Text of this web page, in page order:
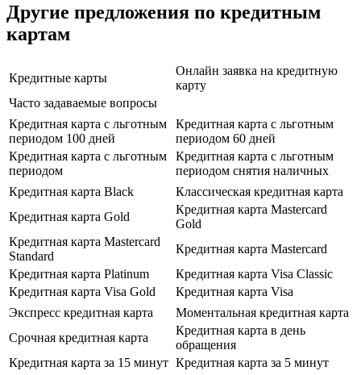
Другие предложения по кредитным
картам
Кредитные карты
Онлайн заявка на кредитную
карту
Часто задаваемые вопросы
Кредитная карта с льготным
периодом 100 дней
Кредитная карта с льготным
периодом 60 дней
Кредитная карта с льготным
периодом
Кредитная карта с льготным
периодом снятия наличных
Кредитная карта Black
Классическая кредитная карта
Кредитная карта Gold
Кредитная карта Mastercard
Gold
Кредитная карта Mastercard
Standard
Кредитная карта Mastercard
Кредитная карта Platinum
Кредитная карта Visa Classic
Кредитная карта Visa Gold
Кредитная карта Visa
Экспресс кредитная карта
Моментальная кредитная карта
Срочная кредитная карта
Кредитная карта в день
обращения
Кредитная карта за 15 минут Кредитная карта за 5 минут